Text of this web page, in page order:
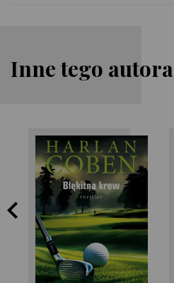
Inne tego autora
Harlan Coben